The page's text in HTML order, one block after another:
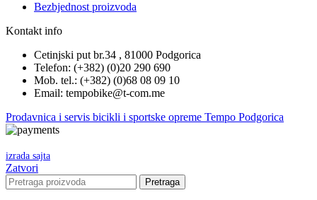
Bezbjednost proizvoda
Kontakt info
Cetinjski put br.34 , 81000 Podgorica
Telefon: (+382) (0)20 290 690
Mob. tel.: (+382) (0)68 08 09 10
Email: tempobike@t-com.me
Prodavnica i servis bicikli i sportske opreme Tempo Podgorica
izrada sajta
Zatvori
Pretraga